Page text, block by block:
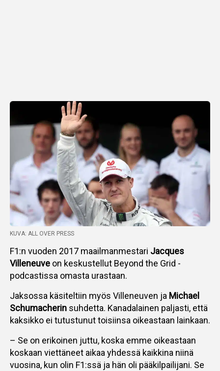
KUVA: ALL OVER PRESS
F1:n vuoden 2017 maailmanmestari Jacques
Villeneuve on keskustellut Beyond the Grid -
podcastissa omasta urastaan.
Jaksossa käsiteltiin myös Villeneuven ja Michael
Schumacherin suhdetta. Kanadalainen paljasti, että
kaksikko ei tutustunut toisiinsa oikeastaan lainkaan.
– Se on erikoinen juttu, koska emme oikeastaan
koskaan viettäneet aikaa yhdessä kaikkina niinä
vuosina, kun olin F1:ssä ja hän oli pääkilpailijani. Se